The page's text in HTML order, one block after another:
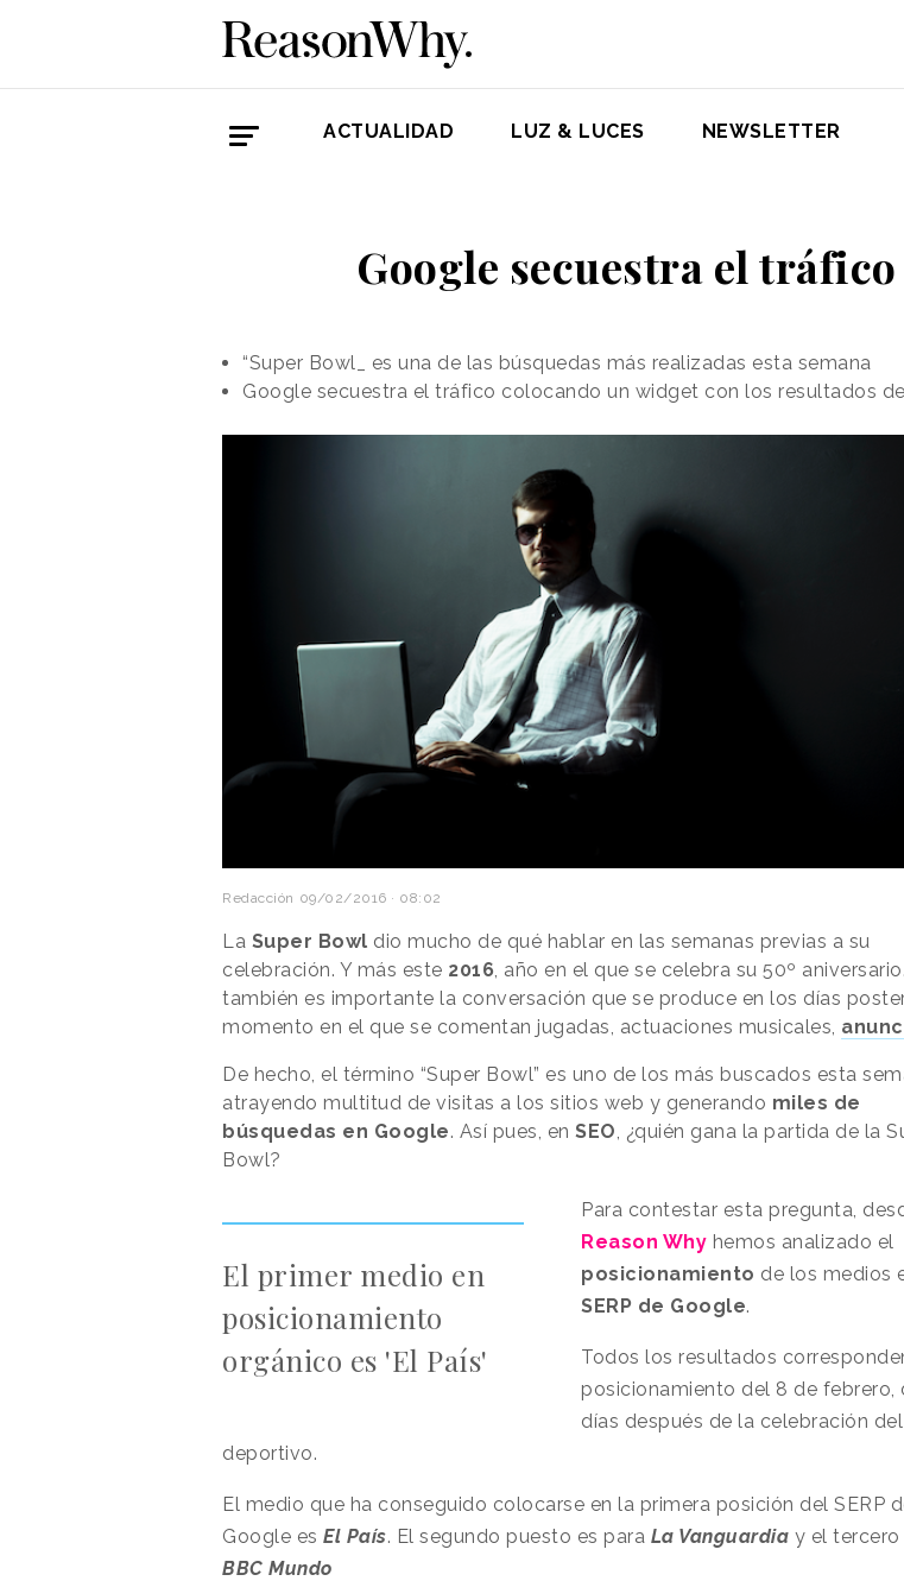
ACTUALIDAD LUZ & LUCES NEWSLETTER
Google secuestra el
“Super Bowl_ es una de las búsquedas más realizadas esta semana
Google secuestra el tráfico colocando un widget con los resultados
Redacción 09/02/2016 · 08:02
La Super Bowl dio mucho de qué hablar en las semanas previas a su
celebración. Y más este 2016 , año en el que se celebra su 50º
también es importante la conversación que se produce en los días
momento en el que se comentan jugadas, actuaciones musicales,
De hecho, el término “Super Bowl” es uno de los más buscados esta
atrayendo multitud de visitas a los sitios web y generando miles de
búsquedas en Google. Así pues, en SEO , ¿quién gana la partida de la
Bowl?
El primer medio en
posicionamiento
orgánico es 'El País'
Para contestar esta pregunta,
Reason Why hemos analizado el
posicionamiento de los medios
SERP de Google.
Todos los resultados
posicionamiento del 8 de febrero,
días después de la celebración
deportivo.
El medio que ha conseguido colocarse en la primera posición del SERP
Google es El País. El segundo puesto es para La Vanguardia y el tercero
BBC Mundo